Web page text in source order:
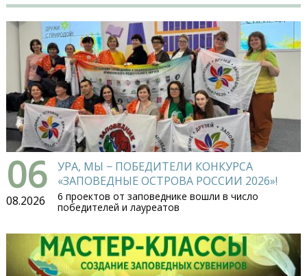
06
08.2026
УРА, МЫ − ПОБЕДИТЕЛИ КОНКУРСА
«ЗАПОВЕДНЫЕ ОСТРОВА РОССИИ 2026»!
6 проектов от заповеднике вошли в число
победителей и лауреатов